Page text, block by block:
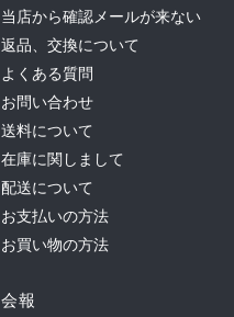
当店から確認メールが来ない
返品、交換について
よくある質問
お問い合わせ
送料について
在庫に関しまして
配送について
お支払いの方法
お買い物の方法
会報